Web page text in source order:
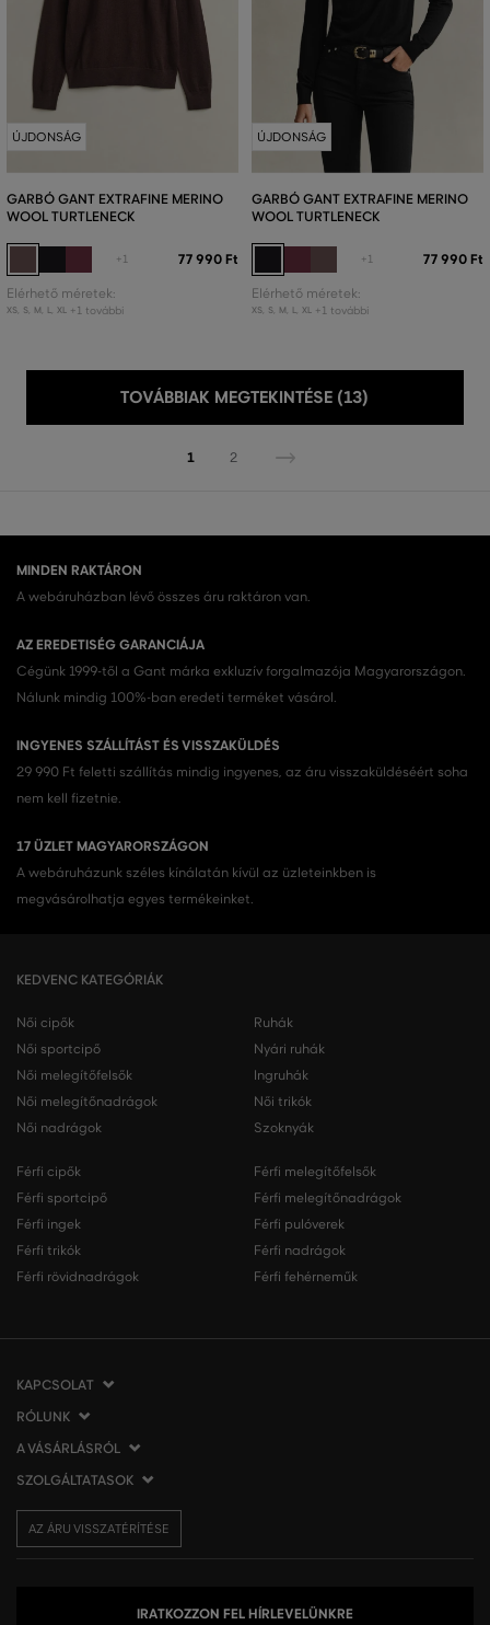
ÚJDONSÁG
GARBÓ GANT EXTRAFINE MERINO
WOOL TURTLENECK
+1 77 990 Ft
Elérhető méretek:
XS, S, M L, XL +1 további
ÚJDONSÁG
GARBÓ GANT EXTRAFINE MERINO
WOOL TURTLENECK
+1 77 990 Ft
Elérhető méretek:
XS, S, M L, XL +1 további
TOVÁBBIAK MEGTEKINTÉSE (13)
1 2
MINDEN RAKTÁRON
A webáruházban lévő összes áru raktáron van.
AZ EREDETISÉG GARANCIÁJA
Cégünk 1999-től a Gant márka exkluzív forgalmazója Magyarországon.
Nálunk mindig 100%-ban eredeti terméket vásárol.
INGYENES SZÁLLÍTÁST ÉS VISSZAKÜLDÉS
29 990 Ft feletti szállítás mindig ingyenes, az áru visszaküldéséért soha
nem kell fizetnie.
17 ÜZLET MAGYARORSZÁGON
A webáruházunk széles kínálatán kívül az üzleteinkben is
megvásárolhatja egyes termékeinket.
KEDVENC KATEGÓRIÁK
Női cipők
Női sportcipő
Női melegítőfelsők
Női melegítőnadrágok
Női nadrágok
Ruhák
Nyári ruhák
Ingruhák
Női trikók
Szoknyák
Férfi cipők
Férfi sportcipő
Férfi ingek
Férfi trikók
Férfi rövidnadrágok
Férfi melegítőfelsők
Férfi melegítőnadrágok
Férfi pulóverek
Férfi nadrágok
Férfi fehérneműk
KAPCSOLAT
VERMONT Services Slovakia s. r. o.
Vlčie hrdlo 53
tel.: 06 1 901 1901
info@eshopgant.hu
RÓLUNK
Cégünkről
Elérhetőség
Affiliate
A VÁSÁRLÁSRÓL
A vásárlás menete
Az áru visszatérítése/visszáru
Személyes adatok kezelése
SZOLGÁLTATASOK
Szállítás és fizetés
Ajándékutalványok
AZ ÁRU VISSZATÉRÍTÉSE
IRATKOZZON FEL HÍRLEVELÜNKRE